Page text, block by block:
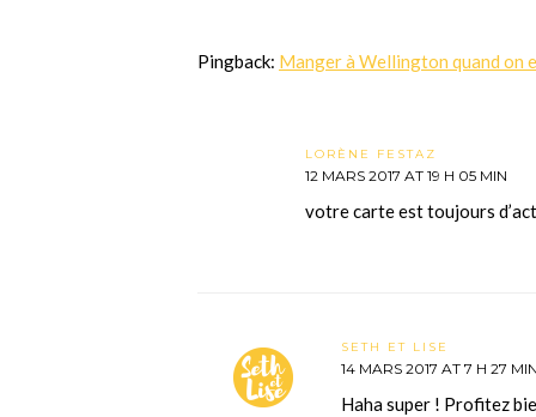
Pingback: Manger à Wellington quand on
LORÈNE FESTAZ
12 MARS 2017 AT 19 H 05 MIN
votre carte est toujours
SETH ET LISE
14 MARS 2017 AT 7 H 27
Haha super ! Profitez